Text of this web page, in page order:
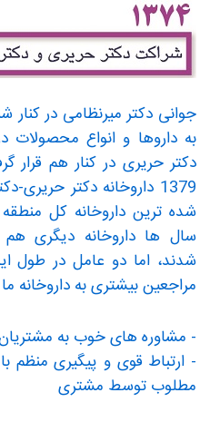
جوانی دکتر میرنظامی در
به داروها و انواع محصولات
1379 داروخانه دکتر
شده ترین داروخانه کل
سال ها داروخانه دیگری
شدند، اما دو عامل در طول
مراجعین بیشتری به داروخانه
- مشاوره های خوب به
- ارتباط قوی و پیگیری منظم
مطلوب توسط مشتری